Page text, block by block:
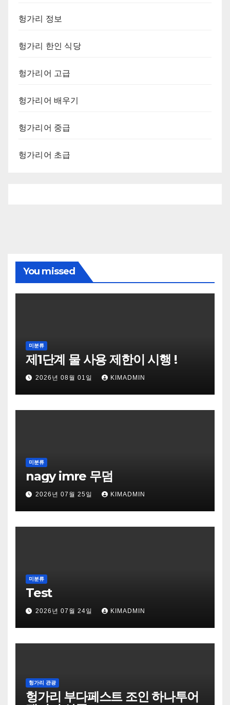
헝가리 정보
헝가리 한인 식당
헝가리어 고급
헝가리어 배우기
헝가리어 중급
헝가리어 초급
You missed
미분류
제1단계 물 사용 제한이 시행 !
2026년 08월 01일 KIMADMIN
미분류
nagy imre 무덤
2026년 07월 25일 KIMADMIN
미분류
Test
2026년 07월 24일 KIMADMIN
헝가리 관광
헝가리 부다페스트 조인 하나투어